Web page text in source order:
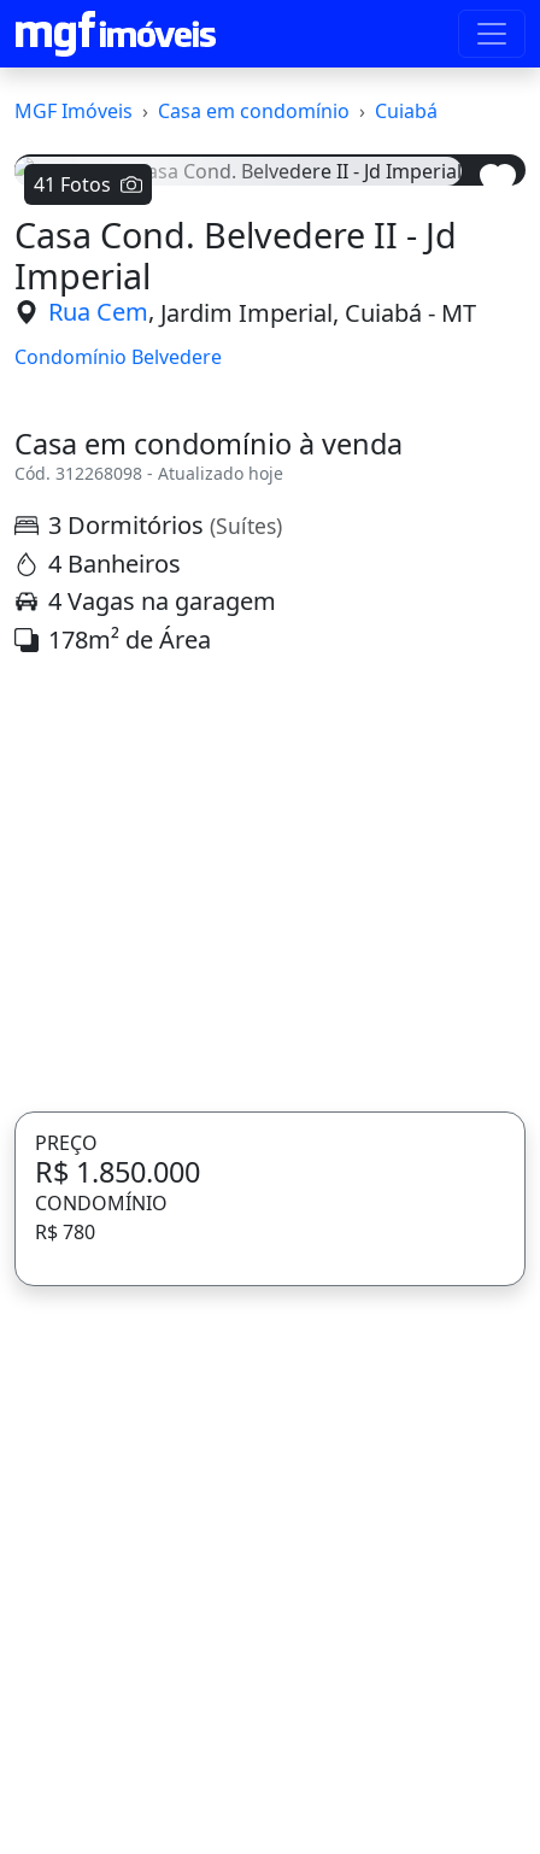
MGF Imóveis Casa em condomínio Cuiabá
41 Fotos
Voltar
Casa Cond. Belvedere II - Jd
Imperial
Rua Cem, Jardim Imperial, Cuiabá - MT
Condomínio Belvedere
Casa em condomínio à venda
Cód. 312268098 - Atualizado hoje
3 Dormitórios (Suítes)
4 Banheiros
4 Vagas na garagem
178m² de Área
PREÇO
R$ 1.850.000
CONDOMÍNIO
R$ 780